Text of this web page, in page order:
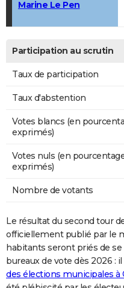
Marine Le Pen
Participation au scrutin
Taux de participation
Taux d'abstention
Votes blancs (en
exprimés)
Votes nuls (en
exprimés)
Nombre de votants
Le résultat du second tour
officiellement publié par le
habitants seront priés de se
bureaux de vote dès 2026 :
des élections municipales à